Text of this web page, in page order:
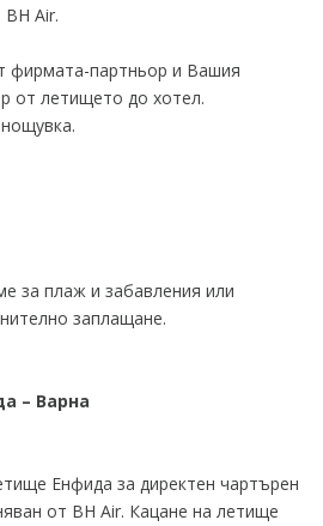
Air.
фирмата-партньор и Вашия
от летището до хотел.
за плаж и забавления или
заплащане.
– Варна
Енфида за директен чартърен
от BH Air. Кацане на летище